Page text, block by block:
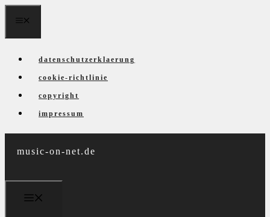
datenschutzerklaerung
cookie-richtlinie
copyright
impressum
music-on-net.de